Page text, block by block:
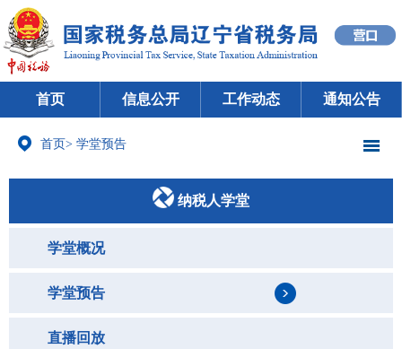
首页 信息公开 工作动态 通知公告
首页> 学堂预告
纳税人学堂
学堂概况
学堂预告
直播回放